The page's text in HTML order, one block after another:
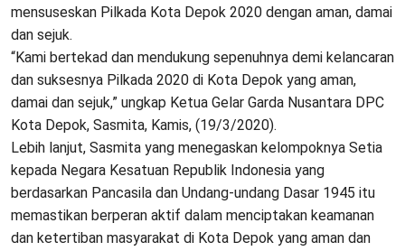
mensuseskan Pilkada Kota Depok 2020 dengan aman, damai
dan sejuk.
“Kami bertekad dan mendukung sepenuhnya demi kelancaran
dan suksesnya Pilkada 2020 di Kota Depok yang aman,
damai dan sejuk,” ungkap Ketua Gelar Garda Nusantara DPC
Kota Depok, Sasmita, Kamis, (19/3/2020).
Lebih lanjut, Sasmita yang menegaskan kelompoknya Setia
kepada Negara Kesatuan Republik Indonesia yang
berdasarkan Pancasila dan Undang-undang Dasar 1945 itu
memastikan berperan aktif dalam menciptakan keamanan
dan ketertiban masyarakat di Kota Depok yang aman dan